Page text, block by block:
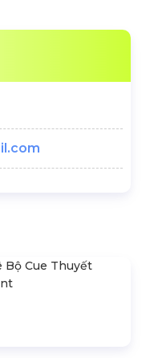
Bộ Cue Thuyết